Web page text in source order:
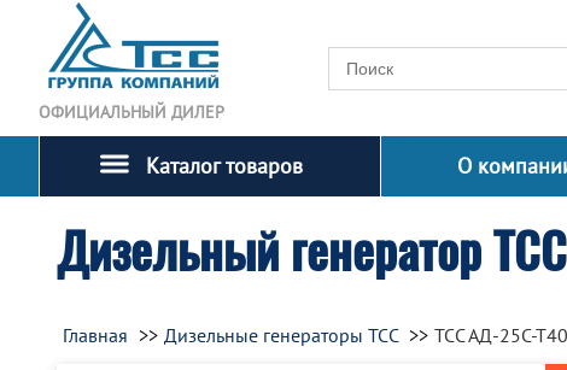
ОФИЦИАЛЬНЫЙ ДИЛЕР
Каталог товаров О
Дизельный генератор
Главная Дизельные генераторы ТСС ТСС АД-25С-